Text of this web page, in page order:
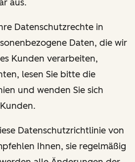
aus.
Datenschutzrechte in
Daten, die wir
Kunden verarbeiten,
lesen Sie bitte die
und wenden Sie sich
Datenschutzrichtlinie von
Ihnen, sie regelmäßig